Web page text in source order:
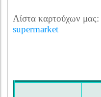
Λίστα καρτούχων μας:
supermarket